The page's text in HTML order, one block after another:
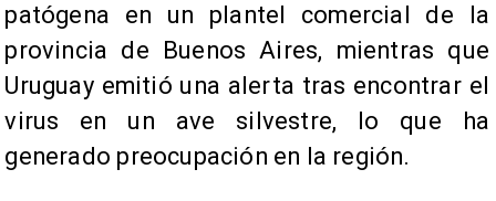
patógena en un plantel comercial de la
provincia de Buenos Aires, mientras que
Uruguay emitió una alerta tras encontrar el
virus en un ave silvestre, lo que ha
generado preocupación en la región.